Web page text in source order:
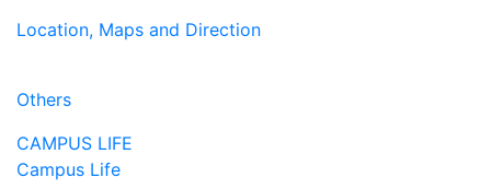
Location, Maps and Direction
Others
CAMPUS LIFE
Campus Life